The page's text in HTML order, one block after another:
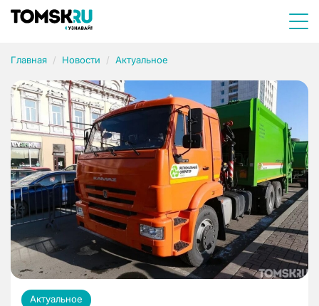
Главная Новости Актуальное
Актуальное